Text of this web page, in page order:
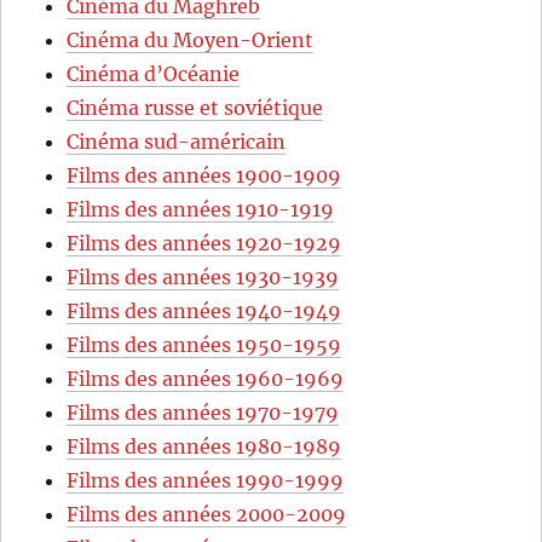
Cinéma du Maghreb
Cinéma du Moyen-Orient
Cinéma d’Océanie
Cinéma russe et soviétique
Cinéma sud-américain
Films des années 1900-1909
Films des années 1910-1919
Films des années 1920-1929
Films des années 1930-1939
Films des années 1940-1949
Films des années 1950-1959
Films des années 1960-1969
Films des années 1970-1979
Films des années 1980-1989
Films des années 1990-1999
Films des années 2000-2009